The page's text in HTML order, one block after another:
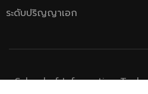
ระดับปริญญาเอก
School of Information